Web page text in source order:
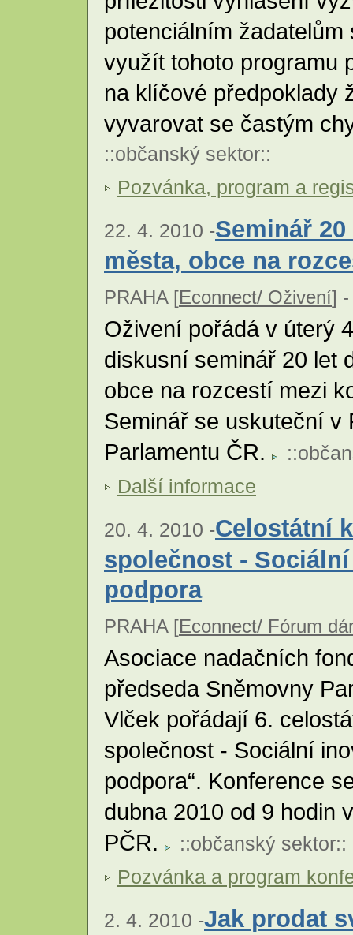
potenciálním
využít tohoto programu
na klíčové předpoklady
vyvarovat se častým
::občanský sektor::
Pozvánka, program a
22. 4. 2010 -Seminář
města, obce na
PRAHA [Econnect/ Oživení] -
Oživení pořádá v úterý
diskusní seminář 20 let
obce na rozcestí mezi
Seminář se uskuteční v
Parlamentu ČR.
::
Další informace
20. 4. 2010 -Celostátní
společnost -
podpora
PRAHA [Econnect/ Fórum
Asociace nadačních
předseda Sněmovny
Vlček pořádají 6.
společnost - Sociální
podpora“. Konference
dubna 2010 od 9 hodin
PČR.
::občanský sektor::
Pozvánka a program
2. 4. 2010 -Jak prodat